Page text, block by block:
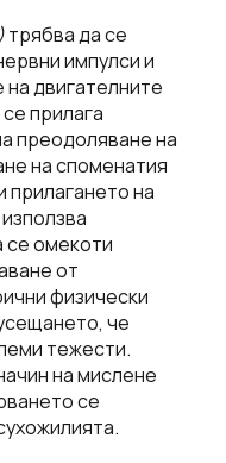
трябва да се
импулси и
двигателните
прилага
преодоляване на
на споменатия
на
се омекоти
от
физически
че
тежести.
на мислене
се